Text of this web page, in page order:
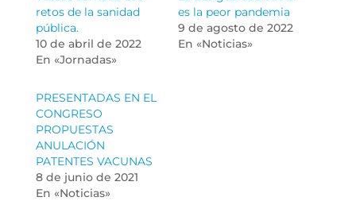
retos de la sanidad
pública.
10 de abril de 2022
En «Jornadas»
es la peor pandemia
9 de agosto de 2022
En «Noticias»
PRESENTADAS EN EL
CONGRESO
PROPUESTAS
ANULACIÓN
PATENTES VACUNAS
8 de junio de 2021
En «Noticias»